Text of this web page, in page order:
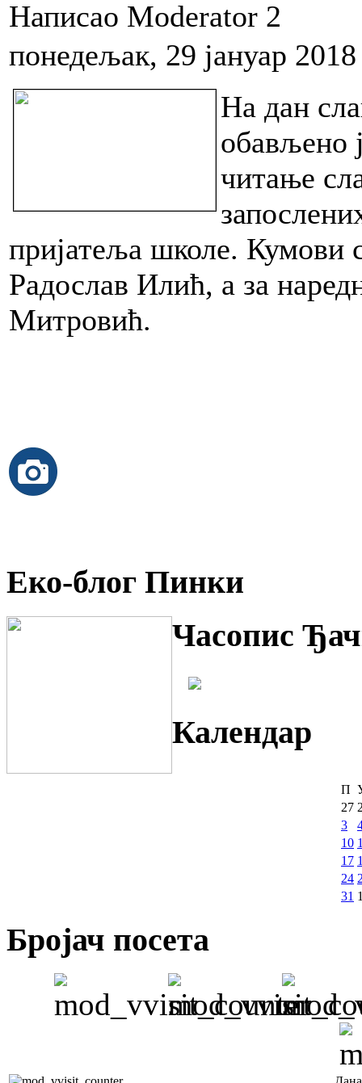
Написао Moderator 2
понедељак, 29 јануар
На дан
обављено
читање
пријатеља школе. Кумови
Радослав Илић, а за
Митровић.
Еко-блог Пинки
Часопис
Календар
П
27
3
10
17
24
31
Бројач посета